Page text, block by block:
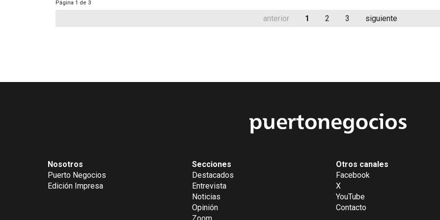
Página 1 de 3
anterior 1 2 3 siguiente
Nosotros
Puerto Negocios
Edición Impresa
Secciones
Destacados
Entrevista
Noticias
Opinión
Otros canales
Facebook
X
YouTube
Contacto